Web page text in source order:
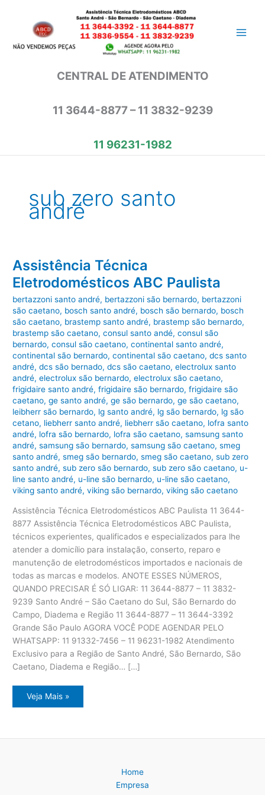
conteúdo
CENTRAL DE ATENDIMENTO
11 3644-8877 – 11 3832-9239
11 96231-1982
sub zero santo
andré
Assistência Técnica
Eletrodomésticos ABC Paulista
bertazzoni santo andré, bertazzoni são bernardo, bertazzoni
são caetano, bosch santo andré, bosch são bernardo, bosch
são caetano, brastemp santo andré, brastemp são bernardo,
brastemp são caetano,consul santo andé,consul são
bernardo,consul são caetano,continental santo andré,
continental são bernardo,continental são caetano,dcs santo
andré,dcs são bernado,dcs são caetano,electrolux santo
andré,electrolux são bernardo,electrolux são caetano,
frigidaire santo andré,frigidaire são bernardo,frigidaire são
caetano,ge santo andré,ge são bernardo,ge são caetano,
leibherr são bernardo, lg santo andré, lg são bernardo, lg são
cetano, liebherr santo andré, liebherr são caetano, lofra santo
andré, lofra são bernardo, lofra são caetano,samsung santo
andré,samsung são bernardo,samsung são caetano,smeg
santo andré,smeg são bernardo,smeg são caetano,sub zero
santo andré,sub zero são bernardo,sub zero são caetano, u-
line santo andré, u-line são bernardo, u-line são caetano,
viking santo andré,viking são bernardo,viking são caetano
Assistência Técnica Eletrodomésticos ABC Paulista 11 3644-
8877 Assistência Técnica Eletrodomésticos ABC Paulista,
técnicos experientes, qualificados e especializados para lhe
atender a domicílio para instalação, conserto, reparo e
manutenção de eletrodomésticos importados e nacionais de
todas as marcas e modelos. ANOTE ESSES NÚMEROS,
QUANDO PRECISAR É SÓ LIGAR: 11 3644-8877 – 11 3832-
9239 Santo André – São Caetano do Sul, São Bernardo do
Campo, Diadema e Região 11 3644-8877 – 11 3644-3392
Grande São Paulo AGORA VOCÊ PODE AGENDAR PELO
WHATSAPP: 11 91332-7456 – 11 96231-1982 Atendimento
Exclusivo para a Região de Santo André, São Bernardo, São
Caetano, Diadema e Região… […]
Assistência
Técnica
Veja Mais »
Home
Empresa